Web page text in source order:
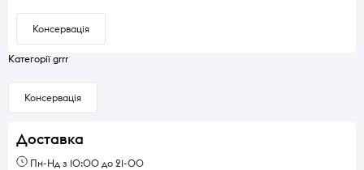
Консервація
Категорії grrr
Консервація
Доставка
Пн-Нд з 10:00 до 21-00